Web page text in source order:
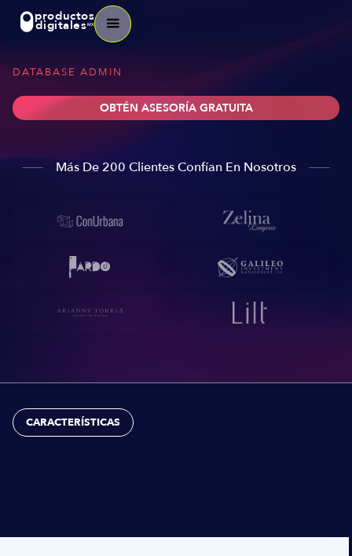
productos
digitalesMX
DATABASE ADMIN
OBTÉN ASESORÍA GRATUITA
Más De 200 Clientes Confían En Nosotros
CARACTERÍSTICAS